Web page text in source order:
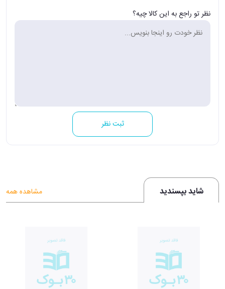
فروشگاه اینترنتی 30 بوک
نظر تو راجع به این کالا چیه؟
ثبت نظر
شاید بپسندید مشاهده همه